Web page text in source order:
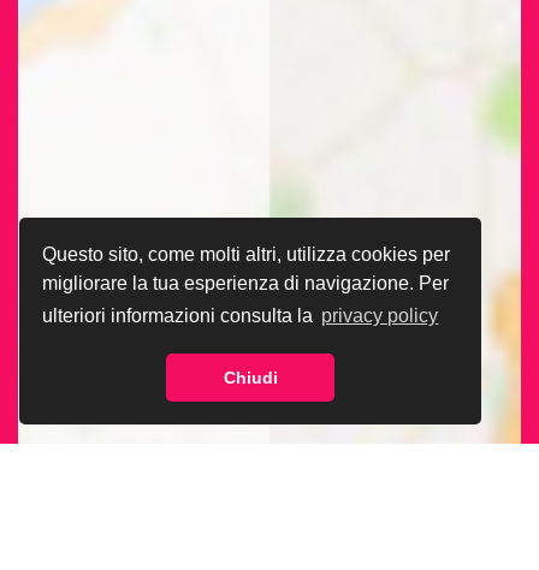
Questo sito, come molti altri, utilizza cookies per
migliorare la tua esperienza di navigazione. Per
ulteriori informazioni consulta la privacy policy
Chiudi